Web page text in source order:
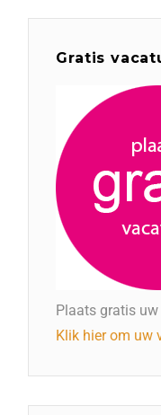
Gratis
Plaats gratis
Klik hier om uw